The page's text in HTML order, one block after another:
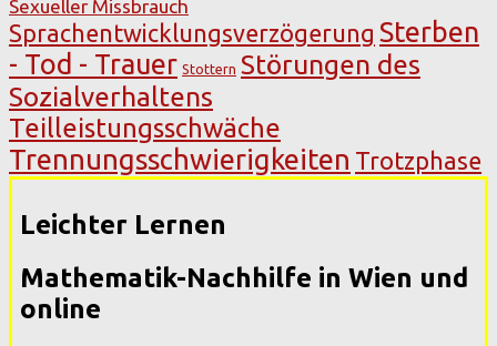
Sexueller Missbrauch
Sprachentwicklungsverzögerung Sterben
- Tod - Trauer Stottern Störungen des
Sozialverhaltens
Teilleistungsschwäche
Trennungsschwierigkeiten Trotzphase
Leichter Lernen
Mathematik-Nachhilfe in Wien und
online